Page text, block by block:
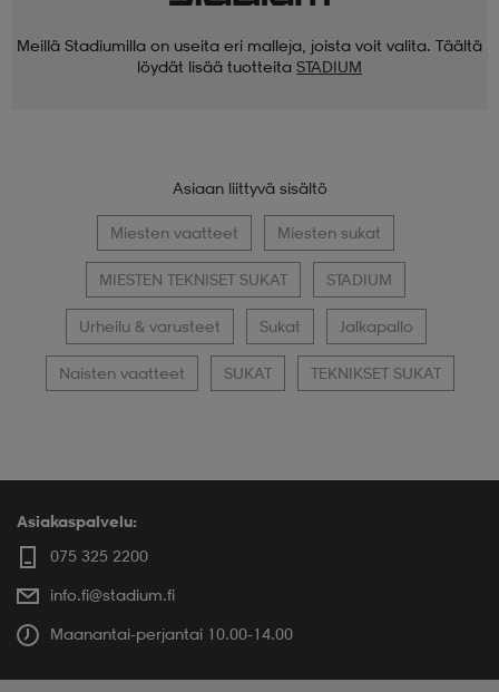
Meillä Stadiumilla on useita eri malleja, joista voit valita. Täältä
löydät lisää tuotteita STADIUM
Asiaan liittyvä sisältö
Miesten vaatteet Miesten sukat
MIESTEN TEKNISET SUKAT STADIUM
Urheilu & varusteet Sukat Jalkapallo
Naisten vaatteet SUKAT TEKNIKSET SUKAT
Asiakaspalvelu:
075 325 2200
info.fi@stadium.fi
Maanantai-perjantai 10.00-14.00